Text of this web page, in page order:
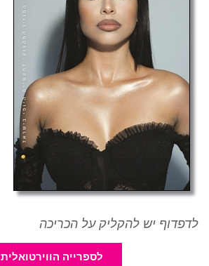
לדפדוף יש להקליק על הכריכה
לספרייה הווירטואלית